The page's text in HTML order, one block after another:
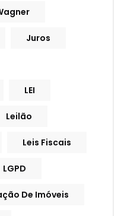
Juros
LEI
Leilão
Leis Fiscais
LGPD
De Imóveis